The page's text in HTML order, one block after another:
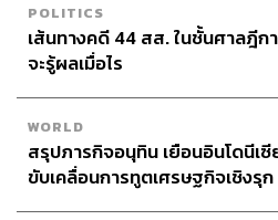
POLITICS
เส้นทางคดี 44 สส. ในชั้นศาลฎีกา
จะรู้ผลเมื่อไร
WORLD
สรุปภารกิจอนุทิน เยือนอินโดนีเซี
ขับเคลื่อนการทูตเศรษฐกิจเชิงรุก